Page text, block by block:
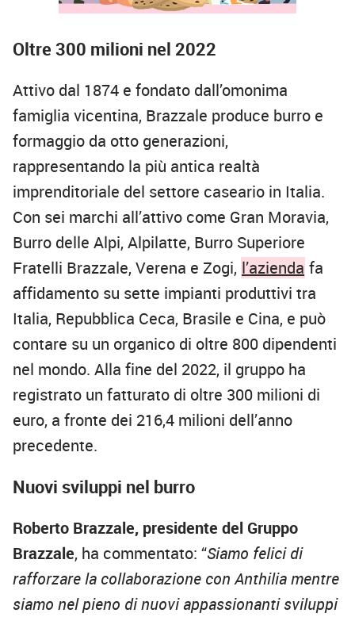
Oltre 300 milioni nel 2022
Attivo dal 1874 e fondato dall’omonima
famiglia vicentina, Brazzale produce burro e
formaggio da otto generazioni,
rappresentando la più antica realtà
imprenditoriale del settore caseario in Italia.
Con sei marchi all’attivo come Gran Moravia,
Burro delle Alpi, Alpilatte, Burro Superiore
Fratelli Brazzale, Verena e Zogi, l’azienda fa
affidamento su sette impianti produttivi tra
Italia, Repubblica Ceca, Brasile e Cina, e può
contare su un organico di oltre 800 dipendenti
nel mondo. Alla fine del 2022, il gruppo ha
registrato un fatturato di oltre 300 milioni di
euro, a fronte dei 216,4 milioni dell’anno
precedente.
Nuovi sviluppi nel burro
Roberto Brazzale, presidente del Gruppo
Brazzale, ha commentato: “Siamo felici di
rafforzare la collaborazione con Anthilia mentre
siamo nel pieno di nuovi appassionanti sviluppi